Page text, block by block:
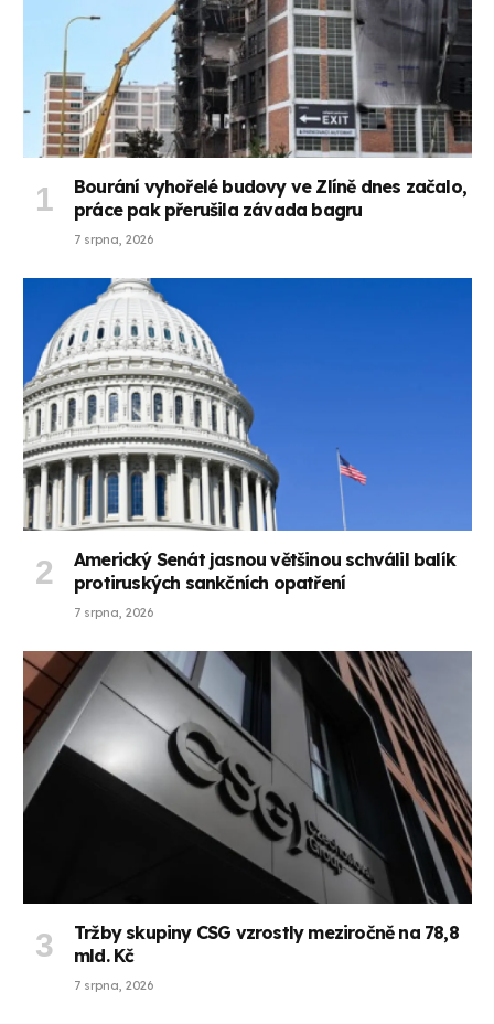
Bourání vyhořelé budovy ve Zlíně dnes začalo,
práce pak přerušila závada bagru
7 srpna, 2026
Americký Senát jasnou většinou schválil balík
protiruských sankčních opatření
7 srpna, 2026
Tržby skupiny CSG vzrostly meziročně na 78,8
mld. Kč
7 srpna, 2026